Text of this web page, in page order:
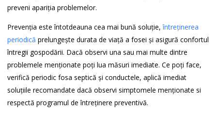
preveni apariția problemelor.
Prevenția este întotdeauna cea mai bună soluție,întreținerea
periodică prelungește durata de viață a fosei și asigură confortul
întregii gospodării. Dacă observi una sau mai multe dintre
problemele menționate poți lua măsuri imediate. Ce poți face,
verifică periodic fosa septică și conductele, aplică imediat
soluțiile recomandate dacă observi simptomele menționate si
respectă programul de întreținere preventivă.